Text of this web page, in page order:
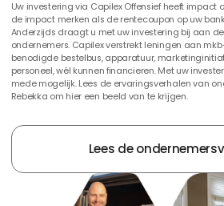
Uw investering via Capilex Offensief heeft impact
de impact merken als de rentecoupon op uw
Anderzijds draagt u met uw investering bij aan
ondernemers. Capilex verstrekt leningen aan
benodigde bestelbus, apparatuur,
personeel, wél kunnen financieren. Met uw
mede mogelijk. Lees de ervaringsverhalen van
Rebekka om hier een beeld van te krijgen.
Lees de